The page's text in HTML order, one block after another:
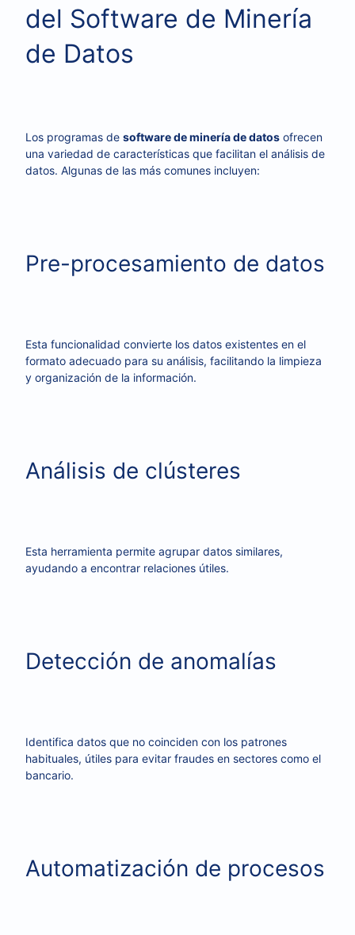
del Software de Minería
de Datos
Los programas de software de minería de datos ofrecen
una variedad de características que facilitan el análisis de
datos. Algunas de las más comunes incluyen:
Pre-procesamiento de datos
Esta funcionalidad convierte los datos existentes en el
formato adecuado para su análisis, facilitando la limpieza
y organización de la información.
Análisis de clústeres
Esta herramienta permite agrupar datos similares,
ayudando a encontrar relaciones útiles.
Detección de anomalías
Identifica datos que no coinciden con los patrones
habituales, útiles para evitar fraudes en sectores como el
bancario.
Automatización de procesos